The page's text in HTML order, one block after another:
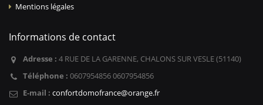
Mentions légales
Informations de contact
Adresse : 4 RUE DE LA GARENNE, CHALONS SUR VESLE (51140)
Téléphone : 0607954856 0607954856
E-mail : confortdomofrance@orange.fr